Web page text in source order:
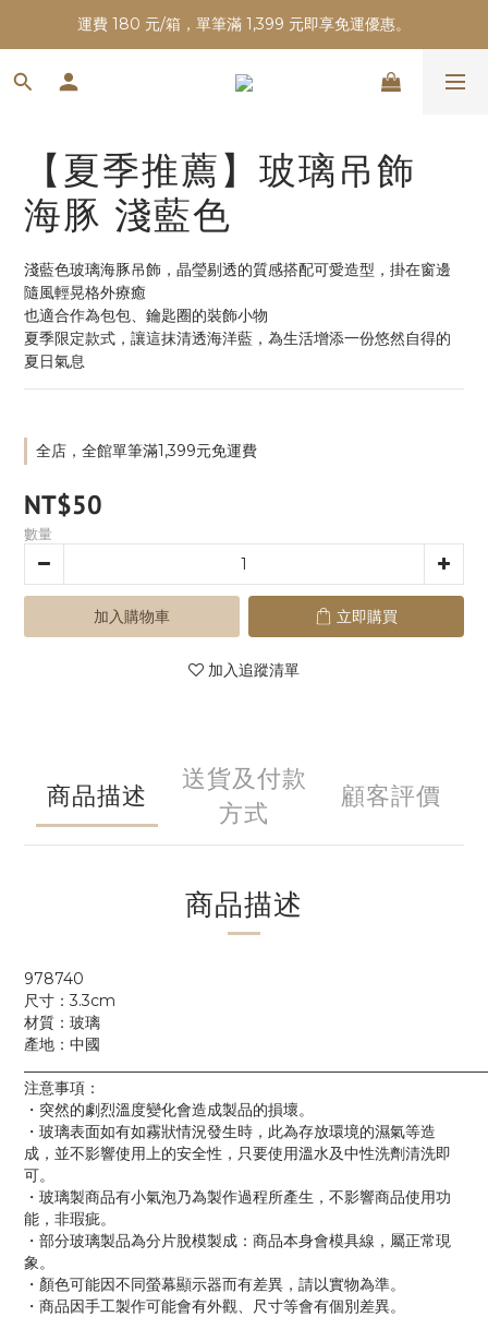
運費 180 元/箱，單筆滿 1,399 元即享免運優惠。
【夏季推薦】玻璃吊飾
海豚 淺藍色
淺藍色玻璃海豚吊飾，晶瑩剔透的質感搭配可愛造型，掛在窗邊
隨風輕晃格外療癒
也適合作為包包、鑰匙圈的裝飾小物
夏季限定款式，讓這抹清透海洋藍，為生活增添一份悠然自得的
夏日氣息
全店，全館單筆滿1,399元免運費
NT$50
數量
加入購物車 立即購買
加入追蹤清單
商品描述
送貨及付款
方式
顧客評價
商品描述
978740
尺寸：3.3cm
材質：玻璃
產地：中國
注意事項：
・突然的劇烈溫度變化會造成製品的損壞。
・玻璃表面如有如霧狀情況發生時，此為存放環境的濕氣等造
成，並不影響使用上的安全性，只要使用溫水及中性洗劑清洗即
可。
・玻璃製商品有小氣泡乃為製作過程所產生，不影響商品使用功
能，非瑕疵。
・部分玻璃製品為分片脫模製成：商品本身會模具線，屬正常現
象。
・顏色可能因不同螢幕顯示器而有差異，請以實物為準。
・商品因手工製作可能會有外觀、尺寸等會有個別差異。